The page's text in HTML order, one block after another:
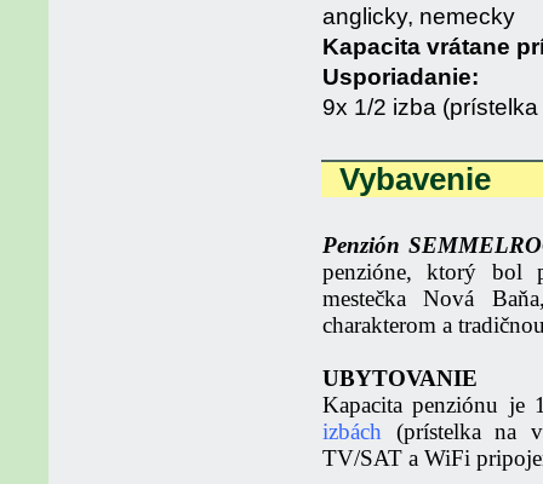
anglicky, nemecky
Kapacita vrátane
Usporiadanie:
9x 1/2 izba
Vybavenie
Penzión
penzióne, ktorý bol
mestečka Nová
charakterom a
UBYTOVANIE
Kapacita penziónu
izbách (prístelka na
TV/SAT a WiFi